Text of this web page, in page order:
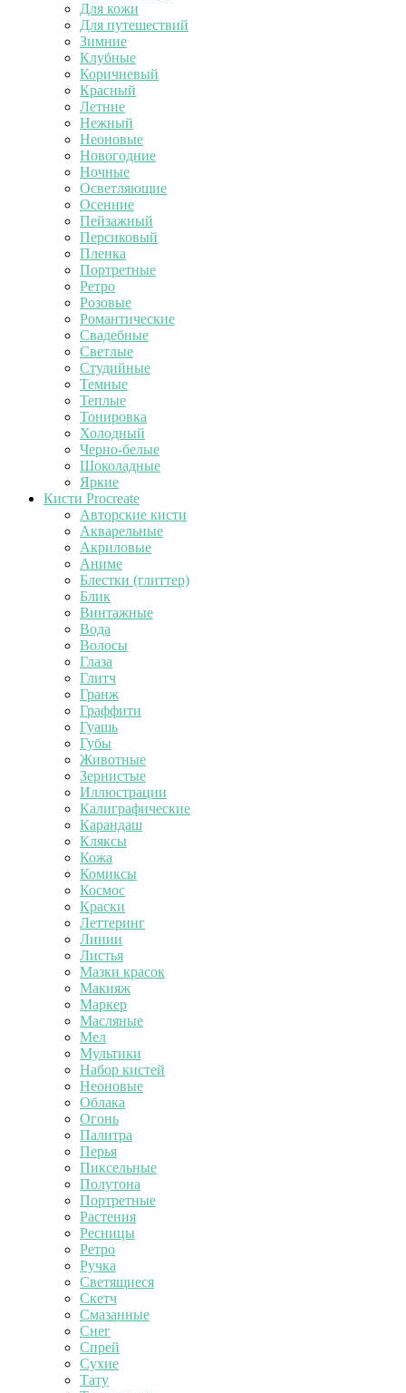
Для кожи
Для путешествий
Зимние
Клубные
Коричневый
Красный
Летние
Нежный
Неоновые
Новогодние
Ночные
Осветляющие
Осенние
Пейзажный
Персиковый
Пленка
Портретные
Ретро
Розовые
Романтические
Свадебные
Светлые
Студийные
Темные
Теплые
Тонировка
Холодный
Черно-белые
Шоколадные
Яркие
Кисти Procreate
Авторские кисти
Акварельные
Акриловые
Аниме
Блестки (глиттер)
Блик
Винтажные
Вода
Волосы
Глаза
Глитч
Гранж
Граффити
Гуашь
Губы
Животные
Зернистые
Иллюстрации
Калиграфические
Карандаш
Кляксы
Кожа
Комиксы
Космос
Краски
Леттеринг
Линии
Листья
Мазки красок
Макияж
Маркер
Масляные
Мел
Мультики
Набор кистей
Неоновые
Облака
Огонь
Палитра
Перья
Пиксельные
Полутона
Портретные
Растения
Ресницы
Ретро
Ручка
Светящиеся
Скетч
Смазанные
Снег
Спрей
Сухие
Тату